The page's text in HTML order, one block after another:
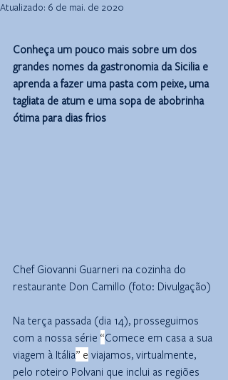
Atualizado: 6 de mai. de 2020
Conheça um pouco mais sobre um dos
grandes nomes da gastronomia da Sicilia e
aprenda a fazer uma pasta com peixe, uma
tagliata de atum e uma sopa de abobrinha
ótima para dias frios
Chef Giovanni Guarneri na cozinha do
restaurante Don Camillo (foto: Divulgação)
Na terça passada (dia 14), prosseguimos
com a nossa série “Comece em casa a sua
viagem à Itália” e viajamos, virtualmente,
pelo roteiro Polvani que inclui as regiões